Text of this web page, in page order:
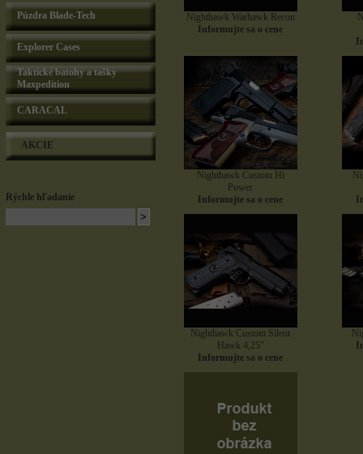
Púzdra Blade-Tech
Explorer Cases
Taktické batohy a tašky
Maxpedition
CARACAL
AKCIE
Rýchle hľadanie
Nighthawk Warhawk Recon
Informujte sa o cene
Nighthawk Custom Hi
Power
Informujte sa o cene
Nighthawk Custom Silent
Hawk 4,25"
Informujte sa o cene